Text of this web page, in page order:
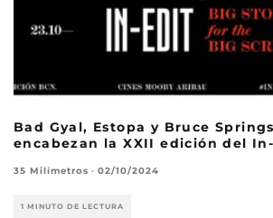
Bad Gyal, Estopa y Bruce
encabezan la XXII edición del
35 Milímetros · 02/10/2024
1 MINUTO DE LECTURA